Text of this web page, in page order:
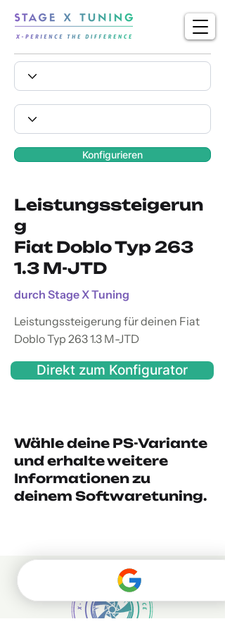
Konfigurieren
Leistungssteigerun
g
Fiat Doblo Typ 263
1.3 M-JTD
durch Stage X Tuning
Leistungssteigerung für deinen Fiat
Doblo Typ 263 1.3 M-JTD
Direkt zum Konfigurator
Wähle deine PS-Variante
und erhalte weitere
Informationen zu
deinem Softwaretuning.